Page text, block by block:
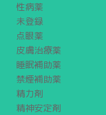
性病薬
未登録
点眼薬
皮膚治療薬
睡眠補助薬
禁煙補助薬
精力剤
精神安定剤